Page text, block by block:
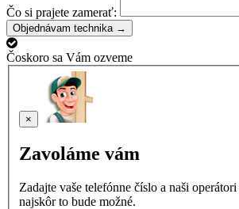
Čo si prajete zamerať:
Objednávam technika →
Čoskoro sa Vám ozveme
×
Zavoláme vám
Zadajte vaše telefónne číslo a naši
najskôr to bude možné.